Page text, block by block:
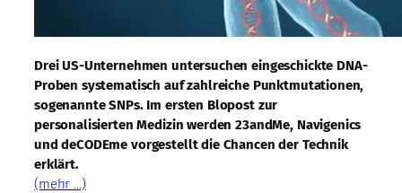
Drei US-Unternehmen untersuchen eingeschickte DNA-
Proben systematisch auf zahlreiche Punktmutationen,
sogenannte SNPs. Im ersten Blopost zur
personalisierten Medizin werden 23andMe, Navigenics
und deCODEme vorgestellt die Chancen der Technik
erklärt.
(mehr …)